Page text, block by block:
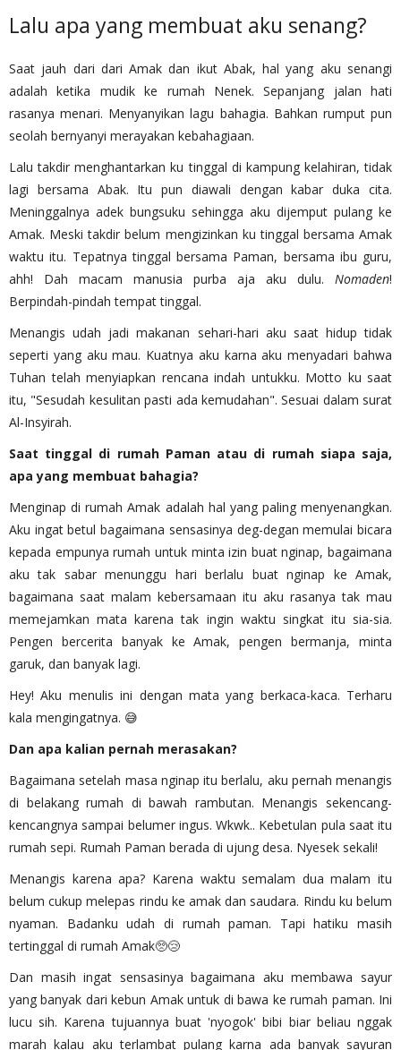
Lalu apa yang membuat aku senang?
Saat jauh dari dari Amak dan ikut Abak, hal yang aku senangi
adalah ketika mudik ke rumah Nenek. Sepanjang jalan hati
rasanya menari. Menyanyikan lagu bahagia. Bahkan rumput pun
seolah bernyanyi merayakan kebahagiaan.
Lalu takdir menghantarkan ku tinggal di kampung kelahiran, tidak
lagi bersama Abak. Itu pun diawali dengan kabar duka cita.
Meninggalnya adek bungsuku sehingga aku dijemput pulang ke
Amak. Meski takdir belum mengizinkan ku tinggal bersama Amak
waktu itu. Tepatnya tinggal bersama Paman, bersama ibu guru,
ahh! Dah macam manusia purba aja aku dulu. Nomaden!
Berpindah-pindah tempat tinggal.
Menangis udah jadi makanan sehari-hari aku saat hidup tidak
seperti yang aku mau. Kuatnya aku karna aku menyadari bahwa
Tuhan telah menyiapkan rencana indah untukku. Motto ku saat
itu, "Sesudah kesulitan pasti ada kemudahan". Sesuai dalam surat
Al-Insyirah.
Saat tinggal di rumah Paman atau di rumah siapa saja,
apa yang membuat bahagia?
Menginap di rumah Amak adalah hal yang paling menyenangkan.
Aku ingat betul bagaimana sensasinya deg-degan memulai bicara
kepada empunya rumah untuk minta izin buat nginap, bagaimana
aku tak sabar menunggu hari berlalu buat nginap ke Amak,
bagaimana saat malam kebersamaan itu aku rasanya tak mau
memejamkan mata karena tak ingin waktu singkat itu sia-sia.
Pengen bercerita banyak ke Amak, pengen bermanja, minta
garuk, dan banyak lagi.
Hey! Aku menulis ini dengan mata yang berkaca-kaca. Terharu
kala mengingatnya. 😅
Dan apa kalian pernah merasakan?
Bagaimana setelah masa nginap itu berlalu, aku pernah menangis
di belakang rumah di bawah rambutan. Menangis sekencang-
kencangnya sampai belumer ingus. Wkwk.. Kebetulan pula saat itu
rumah sepi. Rumah Paman berada di ujung desa. Nyesek sekali!
Menangis karena apa? Karena waktu semalam dua malam itu
belum cukup melepas rindu ke amak dan saudara. Rindu ku belum
nyaman. Badanku udah di rumah paman. Tapi hatiku masih
tertinggal di rumah Amak🥺😢
Dan masih ingat sensasinya bagaimana aku membawa sayur
yang banyak dari kebun Amak untuk di bawa ke rumah paman. Ini
lucu sih. Karena tujuannya buat 'nyogok' bibi biar beliau nggak
marah kalau aku terlambat pulang karna ada banyak sayuran